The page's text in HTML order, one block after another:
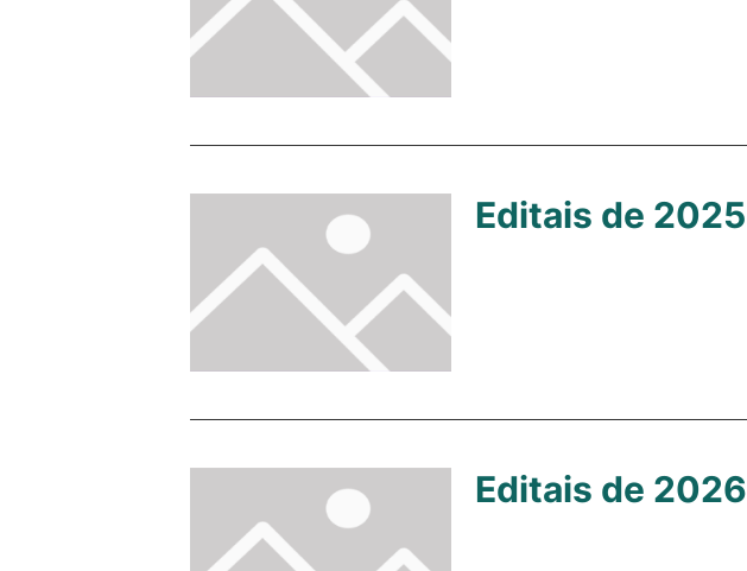
Editais de 2025
Editais de 2026